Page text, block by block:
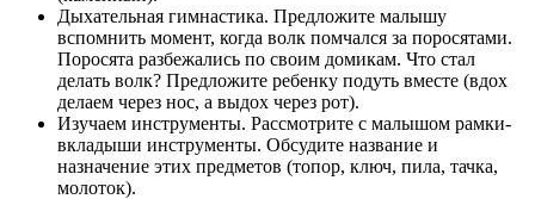
Дыхательная гимнастика. Предложите малышу
вспомнить момент, когда волк помчался за поросятами.
Поросята разбежались по своим домикам. Что стал
делать волк? Предложите ребенку подуть вместе (вдох
делаем через нос, а выдох через рот).
Изучаем инструменты. Рассмотрите с малышом рамки-
вкладыши инструменты. Обсудите название и
назначение этих предметов (топор, ключ, пила, тачка,
молоток).